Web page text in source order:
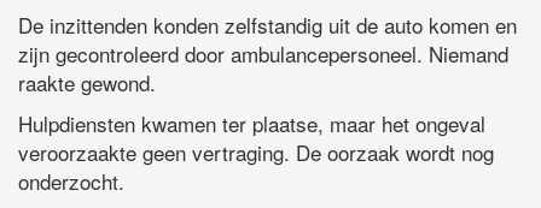
De inzittenden konden zelfstandig uit de auto komen en
zijn gecontroleerd door ambulancepersoneel. Niemand
raakte gewond.
Hulpdiensten kwamen ter plaatse, maar het ongeval
veroorzaakte geen vertraging. De oorzaak wordt nog
onderzocht.